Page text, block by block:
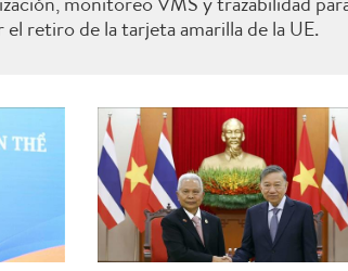
el retiro de la tarjeta amarilla de la UE.